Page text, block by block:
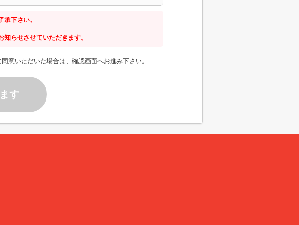
下さい。
らせさせていただきます。
意いただいた場合は、確認画面へお進み下さい。
す